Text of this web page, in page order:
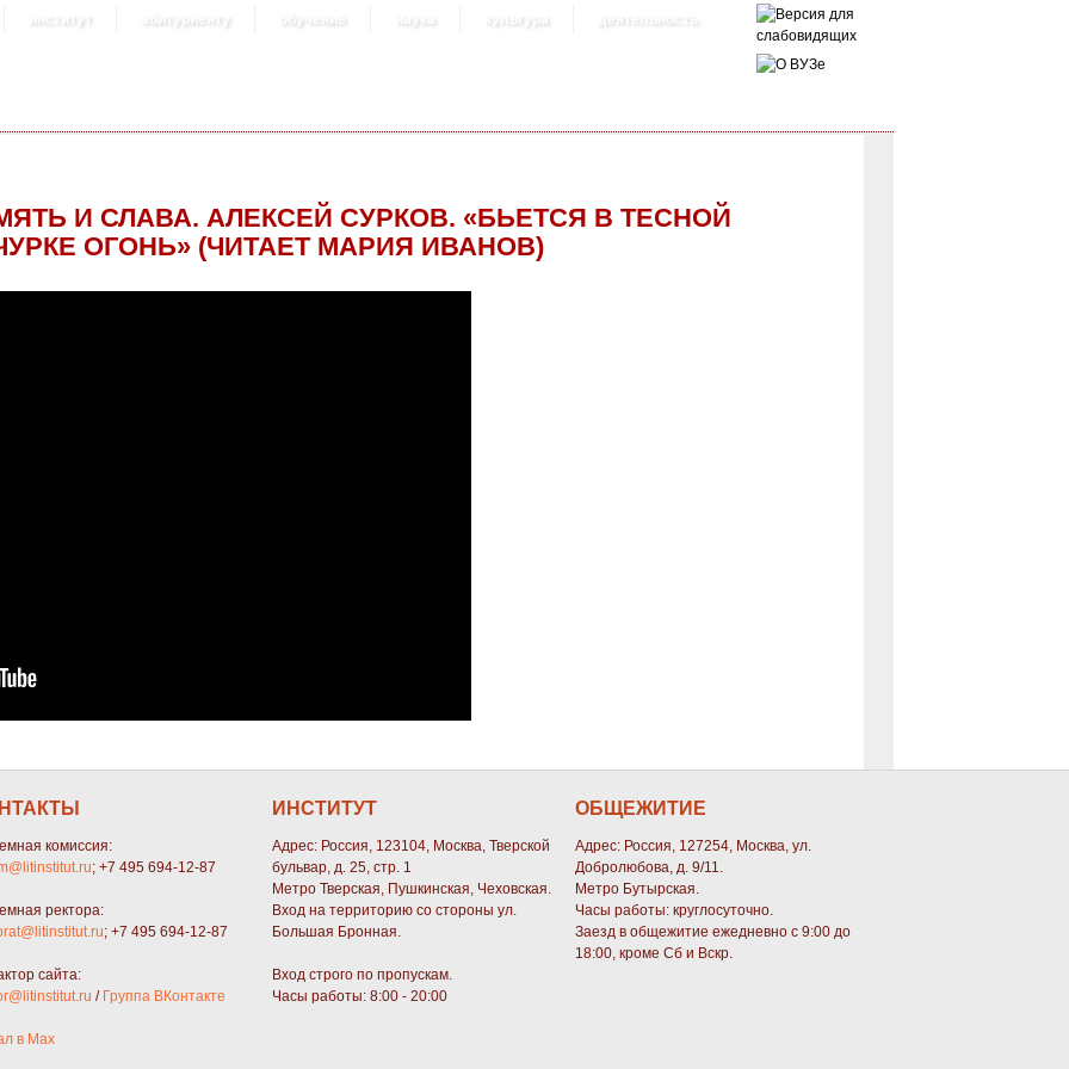
институт абитуриенту обучение наука культура деятельность
И СЛАВА. АЛЕКСЕЙ СУРКОВ. «БЬЕТСЯ В ТЕСНОЙ
ОГОНЬ» (ЧИТАЕТ МАРИЯ ИВАНОВ)
комиссия:
; +7 495 694-12-87
ректора:
; +7 495 694-12-87
сайта:
/ Группа ВКонтакте
в Max
ИНСТИТУТ
Адрес: Россия, 123104, Москва, Тверской
бульвар, д. 25, стр. 1
Метро Тверская, Пушкинская, Чеховская.
Вход на территорию со стороны ул.
Большая Бронная.
Вход строго по пропускам.
Часы работы: 8:00 - 20:00
ОБЩЕЖИТИЕ
Адрес: Россия, 127254, Москва, ул.
Добролюбова, д. 9/11.
Метро Бутырская.
Часы работы: круглосуточно.
Заезд в общежитие ежедневно с 9:00 до
18:00, кроме Сб и Вскр.